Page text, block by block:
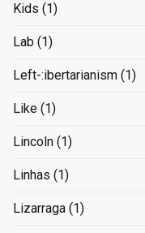
Kids (1)
Lab (1)
Left-:ibertarianism (1)
Like (1)
Lincoln (1)
Linhas (1)
Lizarraga (1)